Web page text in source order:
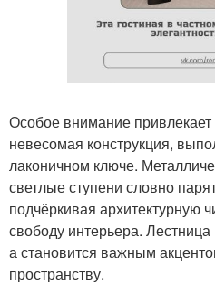
Особое внимание привлекает
невесомая конструкция,
лаконичном ключе.
светлые ступени словно
подчёркивая архитектурную
свободу интерьера.
а становится важным
пространству.